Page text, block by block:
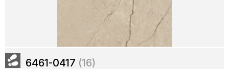
6461-0417 (16)